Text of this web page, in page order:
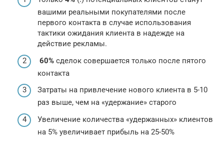
вашими реальными покупателями после
первого контакта в случае использования
тактики ожидания клиента в надежде на
действие рекламы.
60% сделок совершается только после пятого
контакта
Затраты на привлечение нового клиента в 5-10
раз выше, чем на «удержание» старого
Увеличение количества «удержанных» клиентов
на 5% увеличивает прибыль на 25-50%